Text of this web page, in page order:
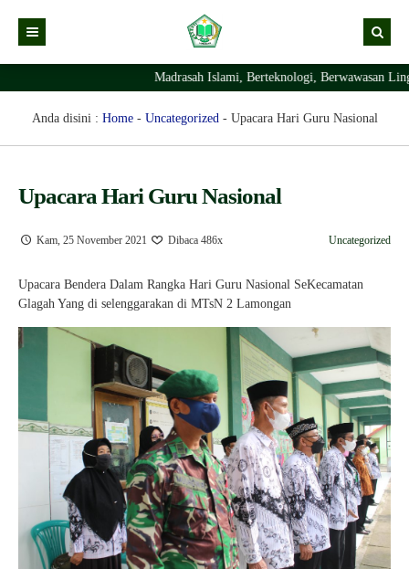
Kabar Madrasah
Kabar Pimpinan
Profil Madrasah
Visi Misi
Sejarah Berdirinya Madrasah
PTSP
Madrasah Islami, Berteknologi, Berwawasan
Anda disini : Home- Uncategorized- Upacara Hari Guru Nasional
Upacara Hari Guru Nasional
Kam, 25 November 2021 Dibaca 486x Uncategorized
Upacara Bendera Dalam Rangka Hari Guru Nasional SeKecamatan
Glagah Yang di selenggarakan di MTsN 2 Lamongan